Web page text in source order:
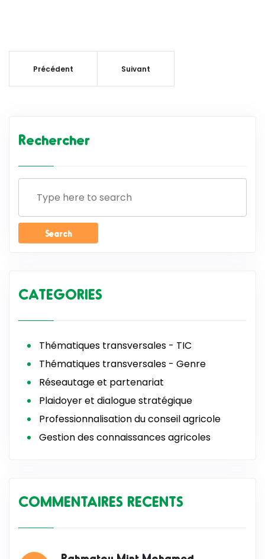
Précédent Suivant
Rechercher
CATEGORIES
Thématiques transversales - TIC
Thématiques transversales - Genre
Réseautage et partenariat
Plaidoyer et dialogue stratégique
Professionnalisation du conseil agricole
Gestion des connaissances agricoles
COMMENTAIRES RECENTS